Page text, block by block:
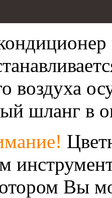
воздуха
шланг в
Вы